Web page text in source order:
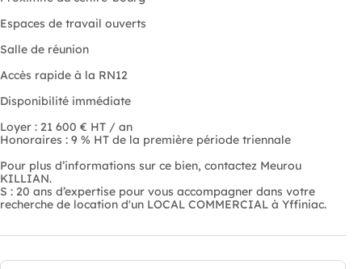
Espaces de travail ouverts
Salle de réunion
Accès rapide à la RN12
Disponibilité immédiate
Loyer : 21 600 € HT / an
Honoraires : 9 % HT de la première période triennale
Pour plus d’informations sur ce bien, contactez Meurou
KILLIAN.
S : 20 ans d’expertise pour vous accompagner dans votre
recherche de location d'un LOCAL COMMERCIAL à Yffiniac.